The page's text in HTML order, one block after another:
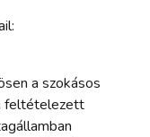
a szokásos
feltételezett